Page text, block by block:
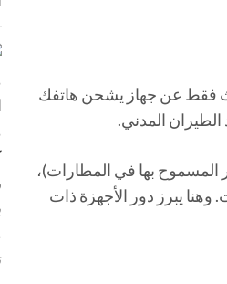
فقط عن جهاز يشحن هاتفك
المدني.
السفر هو السعة الكبيرة (التي لا تتخطى 27000 مللي أمبير المسموح بها في المطارات)،
يبرز دور الأجهزة ذات